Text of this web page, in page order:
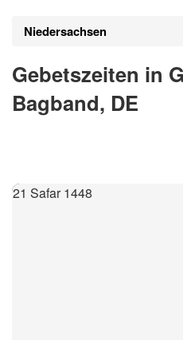
Niedersachsen
Gebetszeiten in
Bagband, DE
21 Safar 1448